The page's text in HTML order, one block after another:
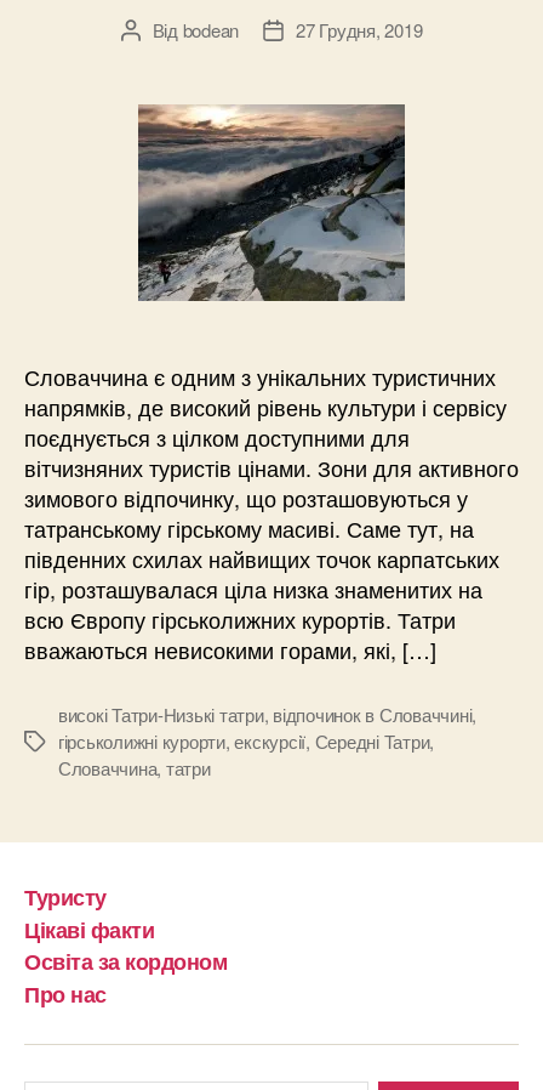
Автор
Від bodean
Дата27 Грудня, 2019
Словаччина є одним з унікальних туристичних
напрямків, де високий рівень культури і сервісу
поєднується з цілком доступними для
вітчизняних туристів цінами. Зони для активного
зимового відпочинку, що розташовуються у
татранському гірському масиві. Саме тут, на
південних схилах найвищих точок карпатських
гір, розташувалася ціла низка знаменитих на
всю Європу гірськолижних курортів. Татри
вважаються невисокими горами, які, […]
Позначки
високі Татри-Низькі татри, відпочинок в Словаччині,
гірськолижні курорти,екскурсії, Середні Татри,
Словаччина, татри
Туристу
Цікаві факти
Освіта за кордоном
Про нас